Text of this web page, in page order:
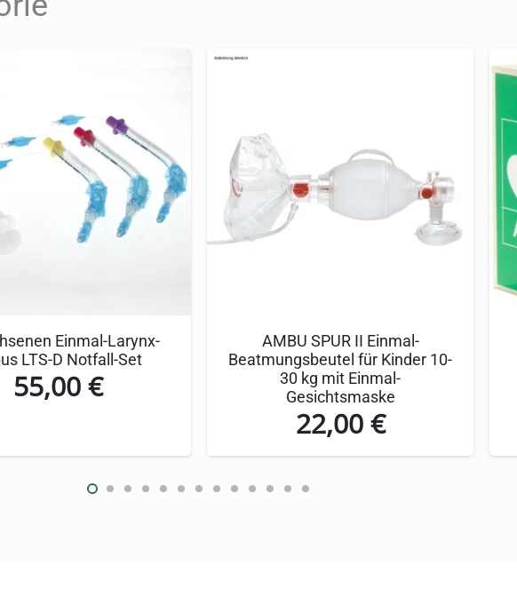
3 ist ein Komplettset für die professionelle Beatmung. Mit einem
ermöglicht eine optimale Passform für Kinder, was eine effektive
erhöht die Sauerstoffkonzentration bei der Beatmung,
im Einsatz bietet.
maximale Effizienz
nutzt modernste Technologie, um eine präzise und effiziente
und ermöglicht eine kontrollierte Luftzufuhr. Die
Haltbarkeit
unser Beatmungsbeutel durch hochwertige, robuste Materialien.
Gesichtsform an und minimiert das Risiko von Druckstellen.
Einmal-Larynx-
LTS-D Notfall-Set
55,00€
AMBU SPUR II Einmal-
Beatmungsbeutel für Kinder 10-
30 kg mit Einmal-
Gesichtsmaske
22,00€